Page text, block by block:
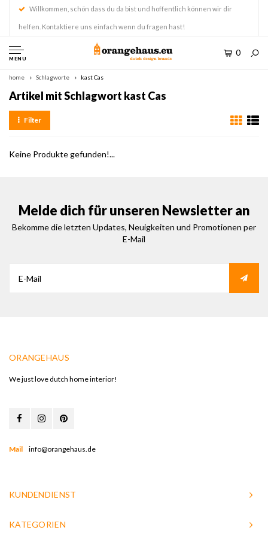
Willkommen, schön dass du da bist und hoffentlich können wir dir
helfen. Kontaktiere uns einfach wenn du fragen hast!
MENU
0
home Schlagworte kast Cas
Artikel mit Schlagwort kast Cas
Filter
Keine Produkte gefunden!...
Melde dich für unseren Newsletter an
Bekomme die letzten Updates, Neuigkeiten und Promotionen per
E-Mail
ORANGEHAUS
We just love dutch home interior!
Mail info@orangehaus.de
KUNDENDIENST
KATEGORIEN